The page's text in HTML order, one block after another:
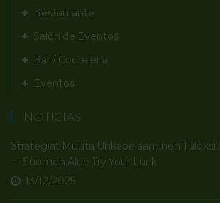
Restaurante
Salón de Eventos
Bar / Coctelería
Eventos
NOTICIAS
Strategiat Muuta Uhkapelaaminen Tuloksi
— Suomen Alue Try Your Luck
13/12/2025